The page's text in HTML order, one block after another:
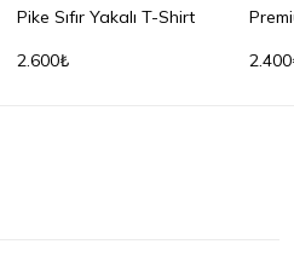
Pike Sıfır Yakalı T-Shirt
2.600₺